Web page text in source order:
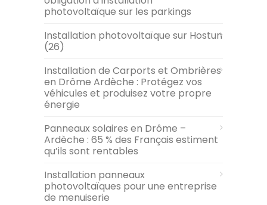
photovoltaïque sur les parkings
Installation photovoltaïque sur Hostun
(26)
Installation de Carports et Ombrières
en Drôme Ardèche : Protégez vos
véhicules et produisez votre propre
énergie
Panneaux solaires en Drôme –
Ardèche : 65 % des Français estiment
qu’ils sont rentables
Installation panneaux
photovoltaïques pour une entreprise
de menuiserie